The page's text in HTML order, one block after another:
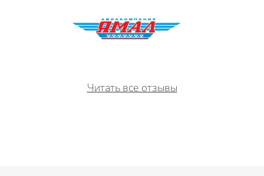
Читать все отзывы